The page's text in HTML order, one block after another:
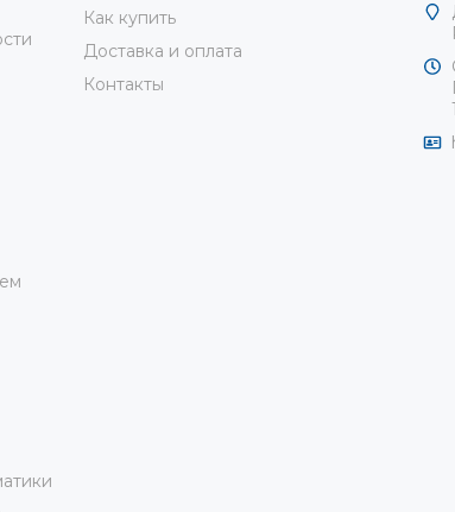
Как купить
Доставка и оплата
Контакты